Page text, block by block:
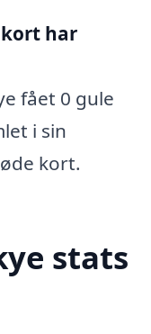
kort har
fået 0 gule
i sin
kort.
stats